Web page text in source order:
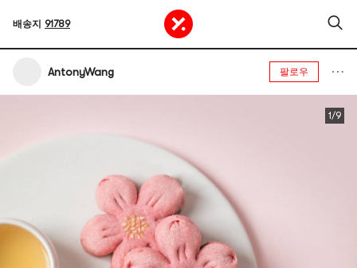
배송지 91789
AntonyWang 팔로우
1/9